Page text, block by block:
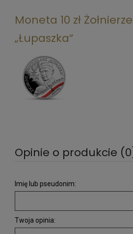
Moneta 10 zł
„Łupaszka”
Opinie o produkcie
Imię lub pseudonim:
Twoja opinia: